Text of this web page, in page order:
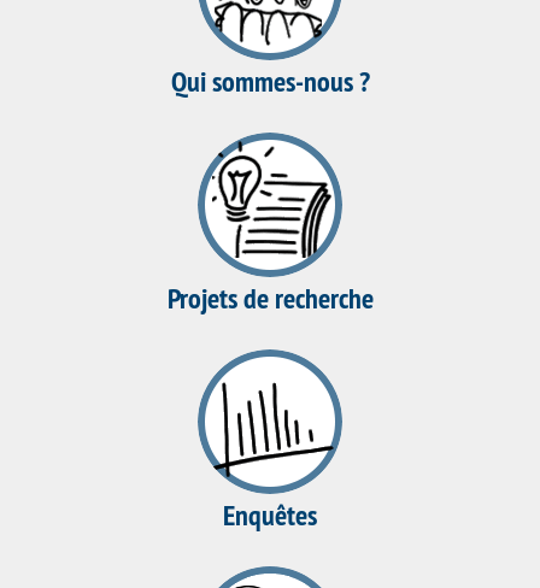
Qui sommes-nous ?
Projets de recherche
Enquêtes